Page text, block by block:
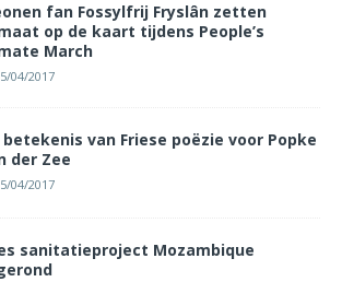
fan Fossylfrij Fryslân zetten
op de kaart tijdens People’s
March
04/2017
betekenis van Friese poëzie voor Popke
der Zee
04/2017
sanitatieproject Mozambique